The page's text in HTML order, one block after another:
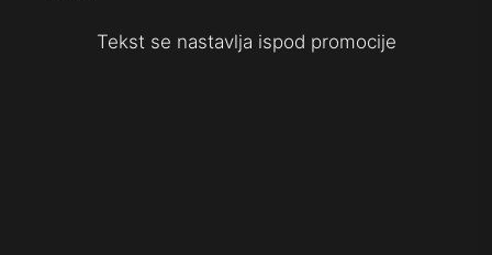
Tekst se nastavlja ispod promocije